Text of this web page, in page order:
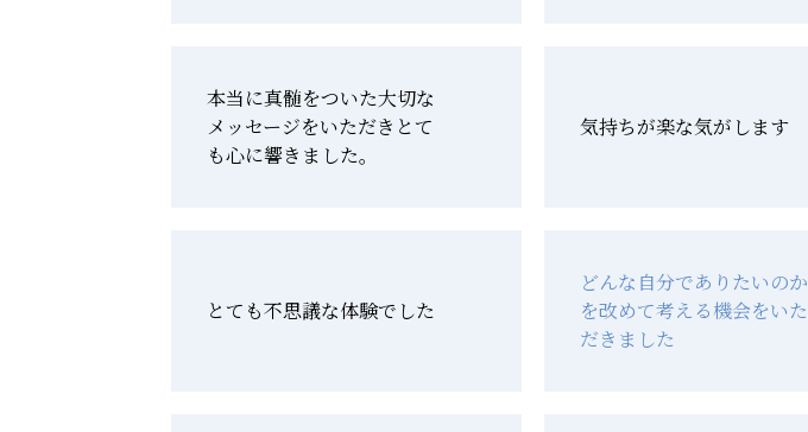
本当に真髄をついた大切な
メッセージをいただきとて
も心に響きました。
気持ちが楽な気がします
とても不思議な体験でした
どんな自分でありたいのか
を改めて考える機会をいた
だきました